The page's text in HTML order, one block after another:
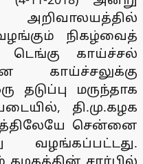
நிகழ்வைத்
காய்ச்சல்
காய்ச்சலுக்கு
தடுப்பு மருந்தாக
தி.மு.கழக
சென்னை
வழங்கப்பட்டது.